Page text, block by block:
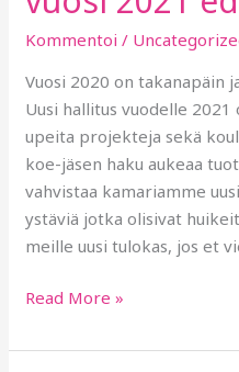
Kommentoi /
Vuosi 2020 on takanapäin
Uusi hallitus vuodelle 2021
upeita projekteja sekä
koe-jäsen haku aukeaa
vahvistaa kamariamme
ystäviä jotka olisivat
meille uusi tulokas, jos et
Read More »